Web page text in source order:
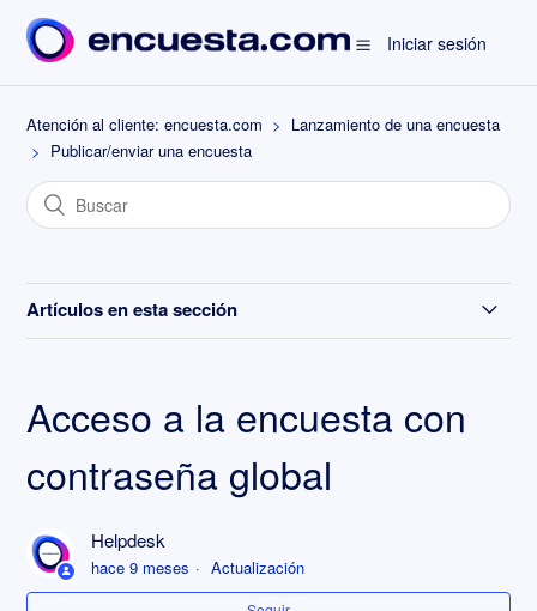
Iniciar sesión
Atención al cliente: encuesta.com
Lanzamiento de una encuesta
Publicar/enviar una encuesta
Artículos en esta sección
Acceso a la encuesta con contraseña global
Filtrar receptores según una condición
¿Cómo se distribuye una encuesta a través de SMS?
Acceso a la encuesta con
contraseña global
Helpdesk
hace 9 meses Actualización